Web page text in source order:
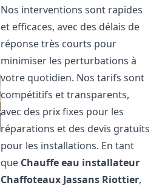
Nos interventions sont rapides
et efficaces, avec des délais de
réponse très courts pour
minimiser les perturbations à
votre quotidien. Nos tarifs sont
compétitifs et transparents,
avec des prix fixes pour les
réparations et des devis gratuits
pour les installations. En tant
que Chauffe eau installateur
Chaffoteaux Jassans Riottier,